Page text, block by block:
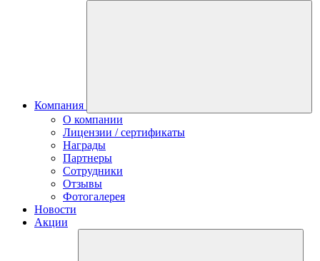
Компания
О компании
Лицензии / сертификаты
Награды
Партнеры
Сотрудники
Отзывы
Фотогалерея
Новости
Акции